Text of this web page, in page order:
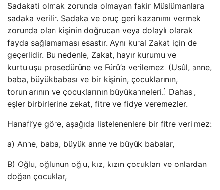
Sadakati olmak zorunda olmayan fakir Müslümanlara
sadaka verilir. Sadaka ve oruç geri kazanımı vermek
zorunda olan kişinin doğrudan veya dolaylı olarak
fayda sağlamaması esastır. Aynı kural Zakat için de
geçerlidir. Bu nedenle, Zakat, hayır kurumu ve
kurtuluşu prosedürüne ve Fürû’a verilemez. (Usûl, anne,
baba, büyükbabası ve bir kişinin, çocuklarının,
torunlarının ve çocuklarının büyükanneleri.) Dahası,
eşler birbirlerine zekat, fitre ve fidye veremezler.
Hanafi’ye göre, aşağıda listelenenlere bir fitre verilmez:
a) Anne, baba, büyük anne ve büyük babalar,
B) Oğlu, oğlunun oğlu, kız, kızın çocukları ve onlardan
doğan çocuklar,